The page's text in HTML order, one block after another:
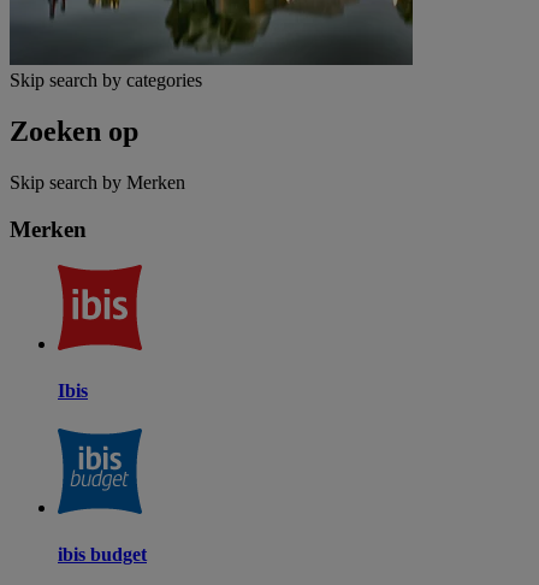
Skip search by categories
Zoeken op
Skip search by Merken
Merken
Ibis
ibis budget